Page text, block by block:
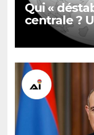
Qui «
centrale ?
inquiète le